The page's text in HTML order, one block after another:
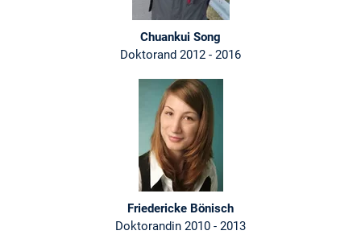
Chuankui Song
Doktorand 2012 - 2016
Friedericke Bönisch
Doktorandin 2010 - 2013